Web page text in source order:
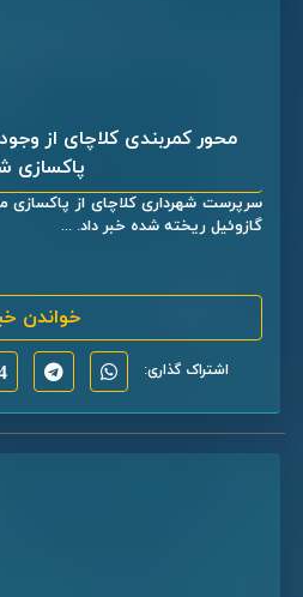
محور کمربندی کلاچای از
پاکسازی
سرپرست شهرداری کلاچای از پاکسازی
گازوئیل ریخته شده خبر داد. ...
خواندن
اشتراک گذاری: